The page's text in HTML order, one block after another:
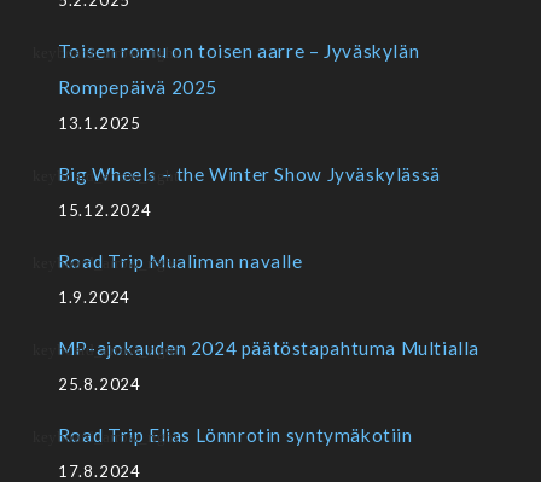
Toisen romu on toisen aarre – Jyväskylän
Rompepäivä 2025
13.1.2025
Big Wheels – the Winter Show Jyväskylässä
15.12.2024
Road Trip Mualiman navalle
1.9.2024
MP-ajokauden 2024 päätöstapahtuma Multialla
25.8.2024
Road Trip Elias Lönnrotin syntymäkotiin
17.8.2024